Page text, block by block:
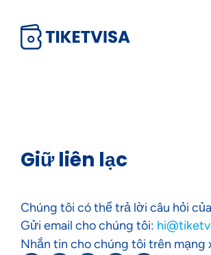
Giữ liên lạc
Chúng tôi có thể trả lời câu hỏi
Gửi email cho chúng tôi:
Nhắn tin cho chúng tôi trên mạng